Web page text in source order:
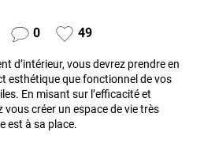
0 49
d’intérieur, vous devrez prendre en
esthétique que fonctionnel de vos
En misant sur l’efficacité et
vous créer un espace de vie très
est à sa place.